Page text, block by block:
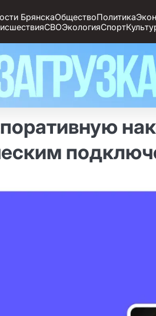
БрянскаОбществоПолитика
СВОЭкологияСпорт